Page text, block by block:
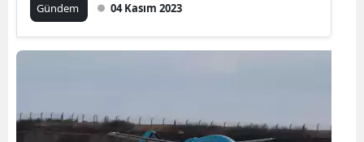
Gündem 04 Kasım 2023